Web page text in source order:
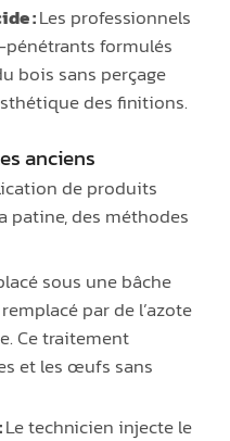
:Les professionnels
formulés
bois sans perçage
des finitions.
anciens
de produits
patine, des méthodes
sous une bâche
par de l’azote
Ce traitement
et les œufs sans
Le technicien injecte le